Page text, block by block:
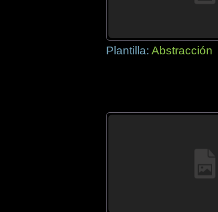
Plantilla: Abstracción